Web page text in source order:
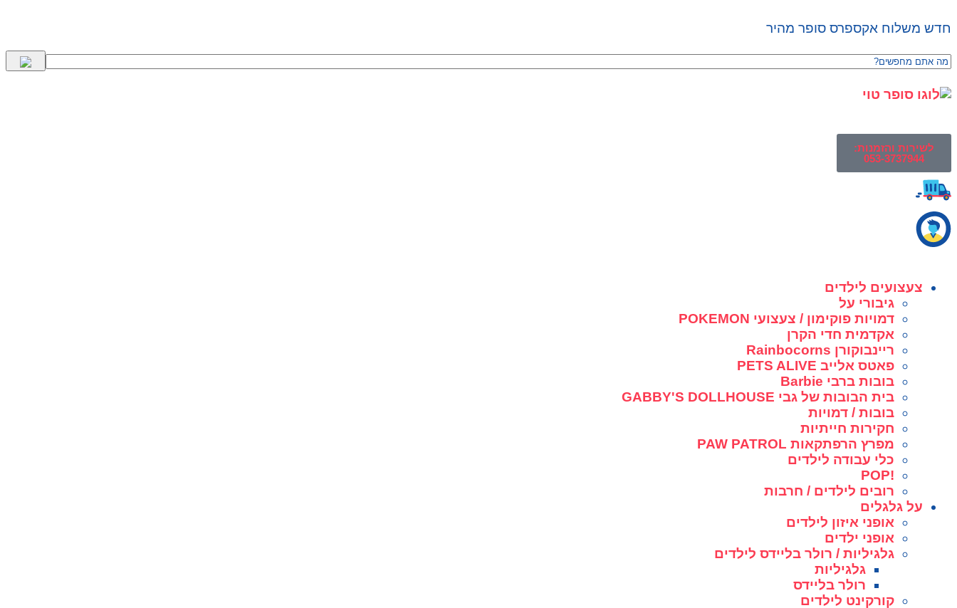
חדש משלוח אקספרס סופר מהיר
לשירות והזמנות:
053-3737944
צעצועים לילדים
גיבורי על
דמויות פוקימון / צעצועי POKEMON
אקדמית חדי הקרן
ריינבוקורן Rainbocorns
פאטס אלייב PETS ALIVE
בובות ברבי Barbie
בית הבובות של גבי GABBY'S DOLLHOUSE
בובות / דמויות
חקירות חייתיות
מפרץ הרפתקאות PAW PATROL
כלי עבודה לילדים
!POP
רובים לילדים / חרבות
על גלגלים
אופני איזון לילדים
אופני ילדים
גלגיליות / רולר בליידס לילדים
גלגיליות
רולר בליידס
קורקינט לילדים